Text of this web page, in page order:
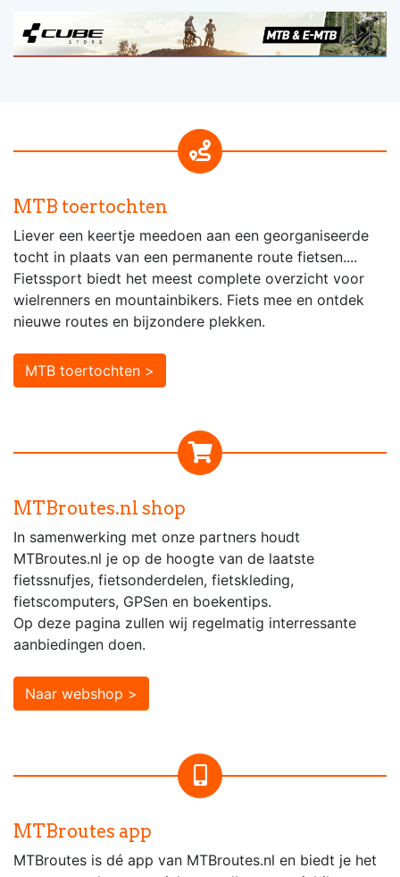
MTB toertochten
Liever een keertje meedoen aan een georganiseerde
tocht in plaats van een permanente route fietsen....
Fietssport biedt het meest complete overzicht voor
wielrenners en mountainbikers. Fiets mee en ontdek
nieuwe routes en bijzondere plekken.
MTB toertochten >
MTBroutes.nl shop
In samenwerking met onze partners houdt
MTBroutes.nl je op de hoogte van de laatste
fietssnufjes, fietsonderdelen, fietskleding,
fietscomputers, GPSen en boekentips.
Op deze pagina zullen wij regelmatig interressante
aanbiedingen doen.
Naar webshop >
MTBroutes app
MTBroutes is dé app van MTBroutes.nl en biedt je het